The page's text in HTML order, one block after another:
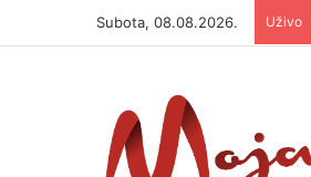
Subota, 08.08.2026. Uživo